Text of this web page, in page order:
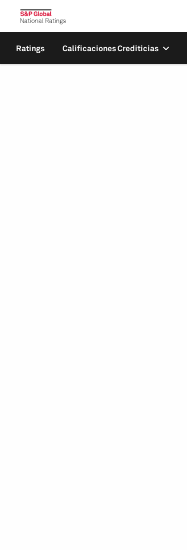
Ratings Calificaciones Crediticias